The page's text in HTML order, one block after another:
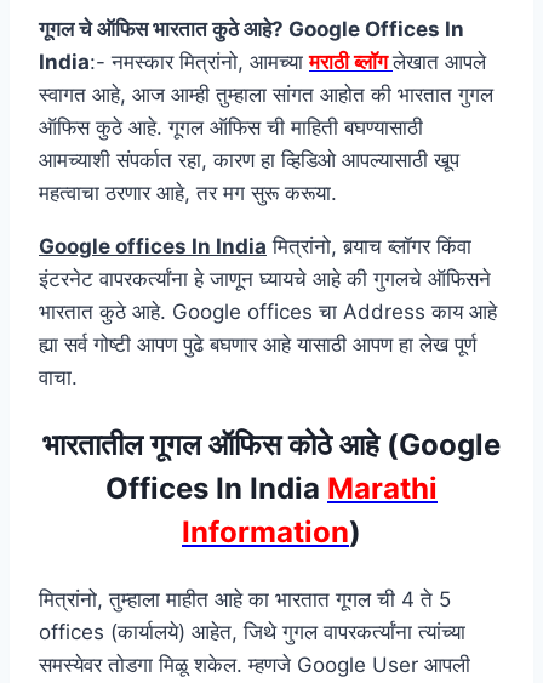
गूगल चे ऑफिस भारतात कुठे आहे? Google Offices In
India:- नमस्कार मित्रांनो, आमच्यामराठी ब्लॉगलेखात आपले
स्वागत आहे, आज आम्ही तुम्हाला सांगत आहोत की भारतात गुगल
ऑफिस कुठे आहे. गूगल ऑफिस ची माहिती बघण्यासाठी
आमच्याशी संपर्कात रहा, कारण हा व्हिडिओ आपल्यासाठी खूप
महत्वाचा ठरणार आहे, तर मग सुरू करूया.
Google offices In India मित्रांनो, बर्‍याच ब्लॉगर किंवा
इंटरनेट वापरकर्त्यांना हे जाणून घ्यायचे आहे की गुगलचे ऑफिसने
भारतात कुठे आहे. Google offices चा Address काय आहे
ह्या सर्व गोष्टी आपण पुढे बघणार आहे यासाठी आपण हा लेख पूर्ण
वाचा.
भारतातील गूगल ऑफिस कोठे आहे (Google
Offices In India Marathi
Information)
मित्रांनो, तुम्हाला माहीत आहे का भारतात गूगल ची 4 ते 5
offices (कार्यालये) आहेत, जिथे गुगल वापरकर्त्यांना त्यांच्या
समस्येवर तोडगा मिळू शकेल. म्हणजे Google User आपली